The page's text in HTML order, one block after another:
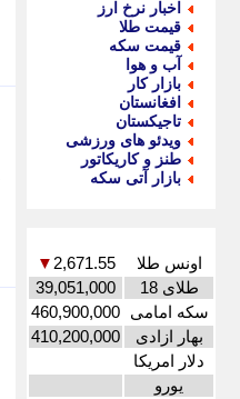
اخبار نرخ ارز
قیمت طلا
قیمت سکه
آب و هوا
بازار کار
افغانستان
تاجیکستان
ویدئو های ورزشی
طنز و کاریکاتور
بازار آتی سکه
اونس طلا 2,671.55
▼
طلای 18
39,051,000
سکه امامی 460,900,000
بهار ازادی
410,200,000
دلار امریکا
یورو